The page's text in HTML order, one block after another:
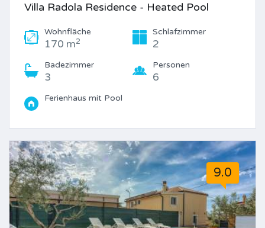
Villa Radola Residence - Heated Pool
Wohnfläche
170 m2
Schlafzimmer
2
Badezimmer
3
Personen
6
Ferienhaus mit Pool
9.0